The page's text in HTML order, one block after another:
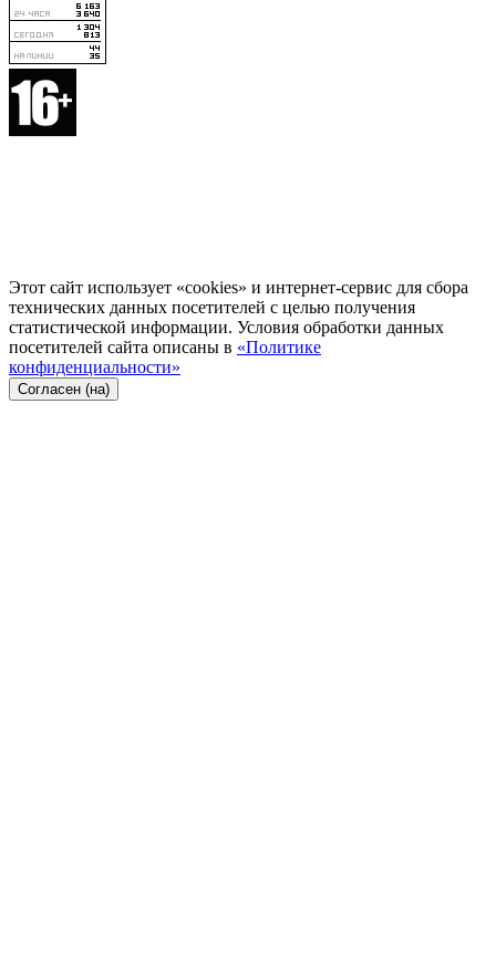
Этот сайт использует «cookies» и интернет-сервис для сбора
технических данных посетителей с целью получения
статистической информации. Условия обработки данных
посетителей сайта описаны в «Политике
конфиденциальности»
Согласен (на)